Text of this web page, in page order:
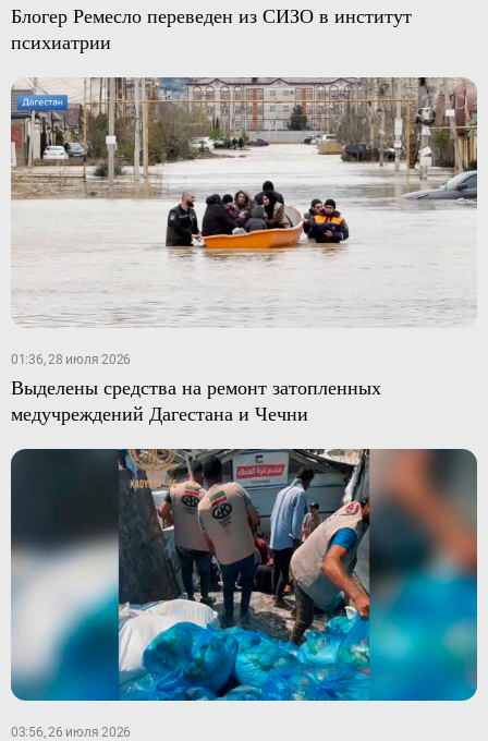
Блогер Ремесло переведен из СИЗО в институт
психиатрии
01:36, 28 июля 2026
Выделены средства на ремонт затопленных
медучреждений Дагестана и Чечни
03:56, 26 июля 2026